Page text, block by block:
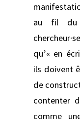
au fil du
qu’« en
ils doivent
de
contenter
comme